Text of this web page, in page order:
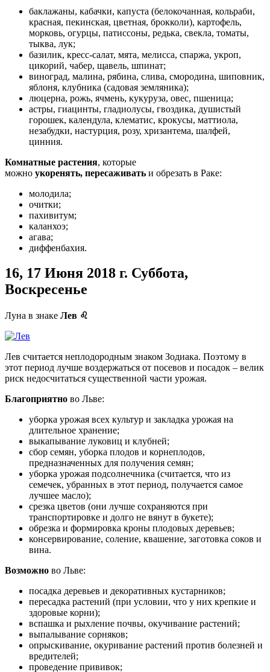
баклажаны, кабачки, капуста (белокочанная, кольраби,
красная, пекинская, цветная, брокколи), картофель,
морковь, огурцы, патиссоны, редька, свекла, томаты,
тыква, лук;
базилик, кресс-салат, мята, мелисса, спаржа, укроп,
цикорий, чабер, щавель, шпинат;
виноград, малина, рябина, слива, смородина, шиповник,
яблоня, клубника (садовая земляника);
люцерна, рожь, ячмень, кукуруза, овес, пшеница;
астры, гиацинты, гладиолусы, гвоздика, душистый
горошек, календула, клематис, крокусы, маттиола,
незабудки, настурция, розу, хризантема, шалфей,
цинния.
Комнатные растения, которые
можно укоренять, пересаживать и обрезать в Раке:
молодила;
очитки;
пахивитум;
каланхоэ;
агава;
диффенбахия.
16, 17 Июня 2018 г. Суббота,
Воскресенье
Луна в знаке Лев ♌
Лев считается неплодородным знаком Зодиака. Поэтому в
этот период лучше воздержаться от посевов и посадок – велик
риск недосчитаться существенной части урожая.
Благоприятно во Льве:
уборка урожая всех культур и закладка урожая на
длительное хранение;
выкапывание луковиц и клубней;
сбор семян, уборка плодов и корнеплодов,
предназначенных для получения семян;
уборка урожая подсолнечника (считается, что из
семечек, убранных в этот период, получается самое
лучшее масло);
срезка цветов (они лучше сохраняются при
транспортировке и долго не вянут в букете);
обрезка и формировка кроны плодовых деревьев;
консервирование, соление, квашение, заготовка соков и
вина.
Возможно во Льве:
посадка деревьев и декоративных кустарников;
пересадка растений (при условии, что у них крепкие и
здоровые корни);
вспашка и рыхление почвы, окучивание растений;
выпалывание сорняков;
опрыскивание, окуривание растений против болезней и
вредителей;
проведение прививок;